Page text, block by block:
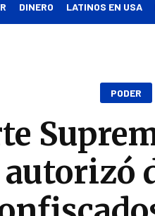
DINERO LATINOS EN USA
PODER